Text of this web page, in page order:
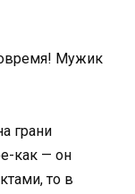
Мужик
грани
как — он
то в